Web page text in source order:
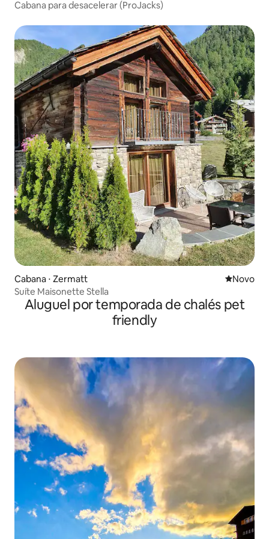
Cabana para desacelerar (ProJacks)
Cabana ⋅ Zermatt Novo
Novo
Suíte Maisonette Stella
Aluguel por temporada de chalés pet
friendly